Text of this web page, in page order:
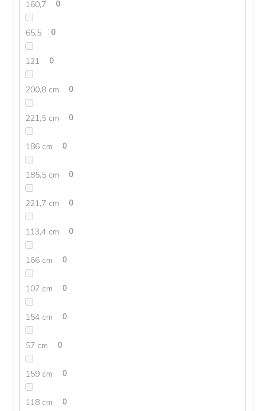
160,7 0
65,5 0
121 0
200,8 cm 0
221,5 cm 0
186 cm 0
185,5 cm 0
221,7 cm 0
113,4 cm 0
166 cm 0
107 cm 0
154 cm 0
57 cm 0
159 cm 0
118 cm 0